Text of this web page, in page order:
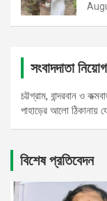
সংবাদদাতা নিয়োগ
চট্টগ্রাম, বান্দরবান ও
পাহাড়ের আলো
বিশেষ প্রতিবেদন